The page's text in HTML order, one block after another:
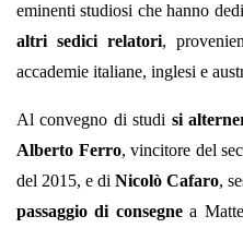
eminenti studiosi che hanno
altri sedici relatori,
accademie italiane, inglesi e
Al convegno di studi si
Alberto Ferro, vincitore del
del 2015, e di Nicolò Cafaro,
passaggio di consegnea